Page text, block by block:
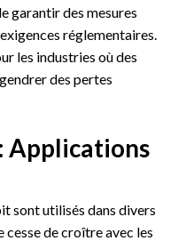
garantir des mesures
réglementaires.
les industries où des
des pertes
Applications
sont utilisés dans divers
cesse de croître avec les